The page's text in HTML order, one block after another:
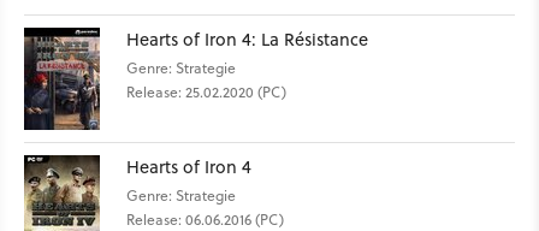
Hearts of Iron 4: La Résistance
Genre: Strategie
Release: 25.02.2020 (PC)
Hearts of Iron 4
Genre: Strategie
Release: 06.06.2016 (PC)